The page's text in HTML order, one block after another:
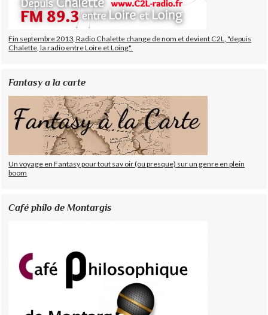
Fin septembre 2013, Radio Chalette change de nom et devient C2L, "depuis
Chalette, la radio entre Loire et Loing".
Fantasy a la carte
Un voyage en Fantasy pour tout sav oir (ou presque) sur un genre en plein
boom
Café philo de Montargis